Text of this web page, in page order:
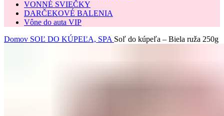
VONNÉ SVIEČKY
DARČEKOVÉ BALENIA
Vône do auta VIP
Domov SOĽ DO KÚPEĽA, SPA Soľ do kúpeľa – Biela ruža 250g